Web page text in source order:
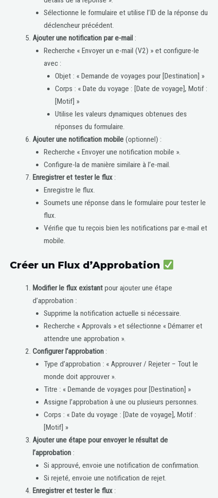
Sélectionne le formulaire et utilise l’ID de la réponse du
déclencheur précédent.
Ajouter une notification par e-mail:
Recherche « Envoyer un e-mail (V2) » et configure-le
avec :
Objet : « Demande de voyages pour [Destination] »
Corps : « Date du voyage : [Date de voyage], Motif :
[Motif] »
Utilise les valeurs dynamiques obtenues des
réponses du formulaire.
Ajouter une notification mobile(optionnel) :
Recherche « Envoyer une notification mobile ».
Configure-la de manière similaire à l’e-mail.
Enregistrer et tester le flux:
Enregistre le flux.
Soumets une réponse dans le formulaire pour tester le
flux.
Vérifie que tu reçois bien les notifications par e-mail et
mobile.
Créer un Flux d’Approbation
Modifier le flux existantpour ajouter une étape
d’approbation :
Supprime la notification actuelle si nécessaire.
Recherche « Approvals » et sélectionne « Démarrer et
attendre une approbation ».
Configurer l’approbation:
Type d’approbation : « Approuver / Rejeter – Tout le
monde doit approuver ».
Titre : « Demande de voyages pour [Destination] »
Assigne l’approbation à une ou plusieurs personnes.
Corps : « Date du voyage : [Date de voyage], Motif :
[Motif] »
Ajouter une étape pour envoyer le résultat de
l’approbation:
Si approuvé, envoie une notification de confirmation.
Si rejeté, envoie une notification de rejet.
Enregistrer et tester le flux: